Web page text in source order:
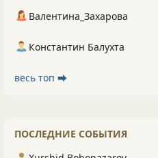
Валентина_Захарова
Константин Балухта
весь топ ⮕
ПОСЛЕДНИЕ СОБЫТИЯ